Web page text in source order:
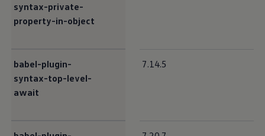
syntax-private-
property-in-object
babel-plugin-
syntax-top-level-
await
7.14.5